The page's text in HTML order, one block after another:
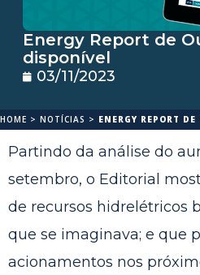
Energy Report de
disponível
03/11/2023
HOME > NOTÍCIAS > ENERGY REPORT
Partindo da análise do
setembro, o Editorial
de recursos hidrelétricos
que se imaginava; e que
acionamentos nos